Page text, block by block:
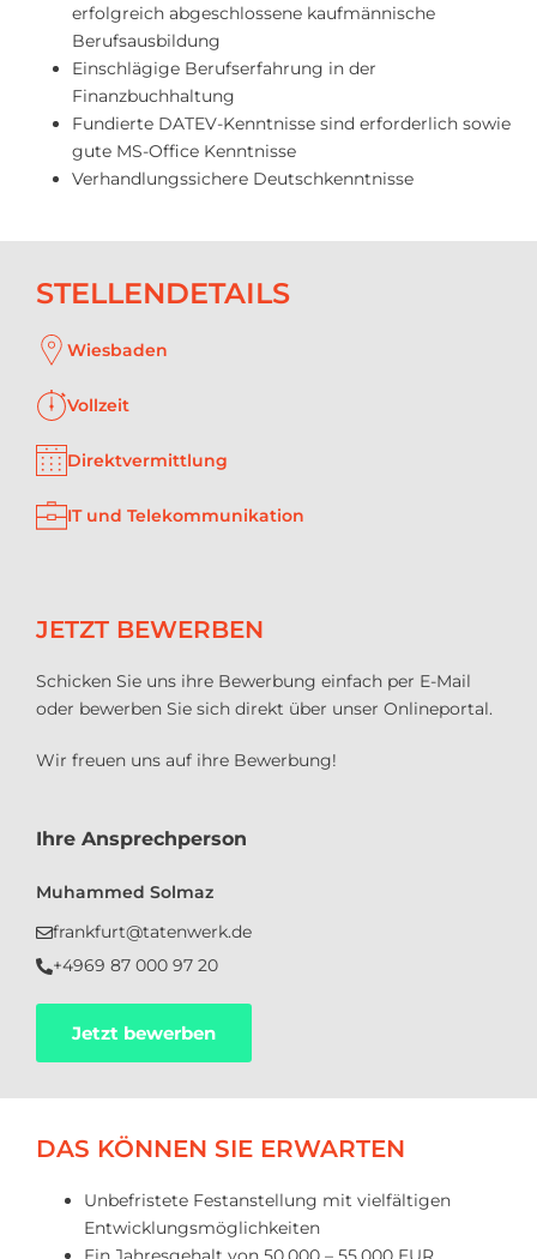
erfolgreich abgeschlossene kaufmännische
Berufsausbildung
Einschlägige Berufserfahrung in der
Finanzbuchhaltung
Fundierte DATEV-Kenntnisse sind erforderlich sowie
gute MS-Office Kenntnisse
Verhandlungssichere Deutschkenntnisse
STELLENDETAILS
Wiesbaden
Vollzeit
Direktvermittlung
IT und Telekommunikation
JETZT BEWERBEN
Schicken Sie uns ihre Bewerbung einfach per E-Mail
oder bewerben Sie sich direkt über unser Onlineportal.
Wir freuen uns auf ihre Bewerbung!
Ihre Ansprechperson
Muhammed Solmaz
frankfurt@tatenwerk.de
+4969 87 000 97 20
Jetzt bewerben
DAS KÖNNEN SIE ERWARTEN
Unbefristete Festanstellung mit vielfältigen
Entwicklungsmöglichkeiten